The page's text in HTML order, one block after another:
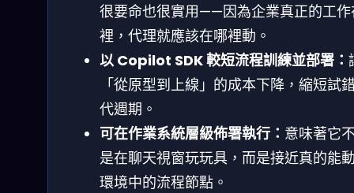
很要命也很實用——因為企業真正的工作
裡，代理就應該在哪裡動。
以 Copilot SDK 較短流程訓練並部署：
「從原型到上線」的成本下降，縮短試
代週期。
可在作業系統層級佈署執行： 意味著它
是在聊天視窗玩玩具，而是接近真的能
環境中的流程節點。